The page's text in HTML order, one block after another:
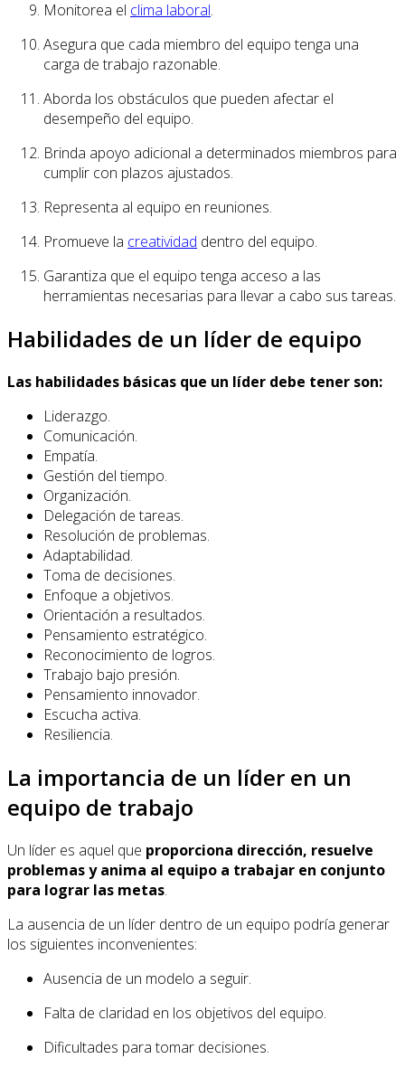
Monitorea el clima laboral.
Asegura que cada miembro del equipo tenga una
carga de trabajo razonable.
Aborda los obstáculos que pueden afectar el
desempeño del equipo.
Brinda apoyo adicional a determinados miembros para
cumplir con plazos ajustados.
Representa al equipo en reuniones.
Promueve la creatividad dentro del equipo.
Garantiza que el equipo tenga acceso a las
herramientas necesarias para llevar a cabo sus tareas.
Habilidades de un líder de equipo
Las habilidades básicas que un líder debe tener son:
Liderazgo.
Comunicación.
Empatía.
Gestión del tiempo.
Organización.
Delegación de tareas.
Resolución de problemas.
Adaptabilidad.
Toma de decisiones.
Enfoque a objetivos.
Orientación a resultados.
Pensamiento estratégico.
Reconocimiento de logros.
Trabajo bajo presión.
Pensamiento innovador.
Escucha activa.
Resiliencia.
La importancia de un líder en un
equipo de trabajo
Un líder es aquel que proporciona dirección, resuelve
problemas y anima al equipo a trabajar en conjunto
para lograr las metas.
La ausencia de un líder dentro de un equipo podría generar
los siguientes inconvenientes:
Ausencia de un modelo a seguir.
Falta de claridad en los objetivos del equipo.
Dificultades para tomar decisiones.